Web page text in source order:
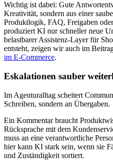
Wichtig ist dabei: Gute
Kreativität, sondern aus einer
Produktlogik, FAQ, Freigaben
produziert KI nur schneller neue
belastbarer Assistenz-Layer für
entsteht, zeigen wir auch im
im E-Commerce.
Eskalationen sauber
Im Agenturalltag scheitert
Schreiben, sondern an Übergaben.
Ein Kommentar braucht
Rücksprache mit dem
muss an eine verantwortliche
hier kann KI stark sein, wenn sie
und Zuständigkeit sortiert.